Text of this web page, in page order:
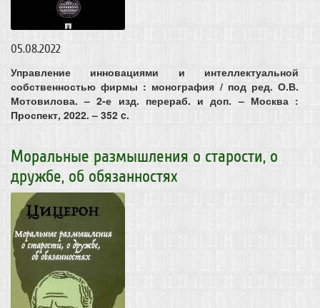
05.08.2022
Управление инновациями и интеллектуальной
собственностью фирмы : монография / под ред. О.В.
Мотовилова. – 2-е изд. перераб. и доп. – Москва :
Проспект, 2022. – 352 c.
Моральные размышления о старости, о
дружбе, об обязанностях